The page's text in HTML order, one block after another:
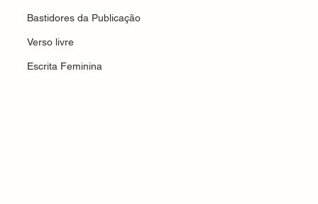
Bastidores da Publicação
Verso livre
Escrita Feminina